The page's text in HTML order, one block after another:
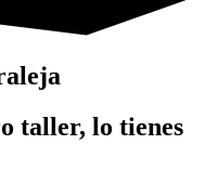
taller, lo tienes